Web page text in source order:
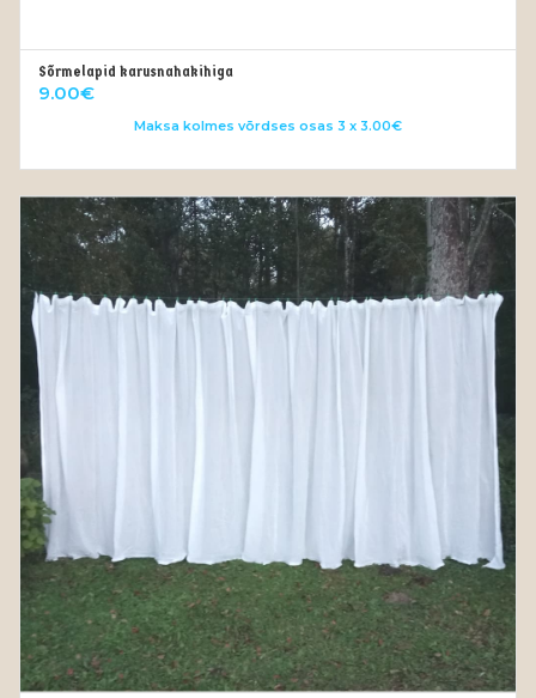
Sõrmelapid karusnahakihiga
9.00€
Maksa kolmes võrdses osas 3 x 3.00€